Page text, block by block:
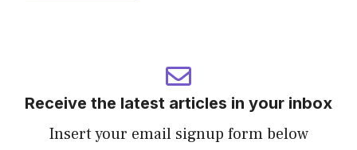
Receive the latest articles in your inbox
Insert your email signup form below